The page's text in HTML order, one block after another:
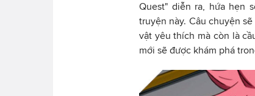
Quest" diễn ra, hứa hẹn
truyện này. Câu chuyện
vật yêu thích mà còn là
mới sẽ được khám phá